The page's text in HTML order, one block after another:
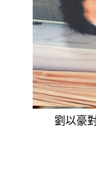
劉以豪